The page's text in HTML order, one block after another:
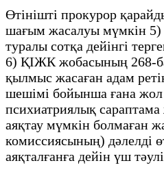
Өтінішті прокурор
шағым жасалуы мүмкін 5)
туралы сотқа дейінгі
6) ҚІЖК жобасының 268-
қылмыс жасаған адам
шешімі бойынша ғана жол
психиатриялық
аяқтау мүмкін болмаған
комиссиясының) дәлелді
аяқталғанға дейін үш